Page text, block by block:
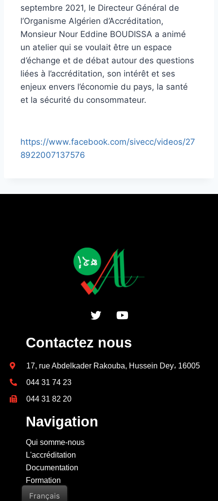
septembre 2021, le Directeur Général de
l’Organisme Algérien d’Accréditation,
Monsieur Nour Eddine BOUDISSA a animé
un atelier qui se voulait être un espace
d’échange et de débat autour des questions
liées à l’accréditation, son intérêt et ses
enjeux envers l’économie du pays, la santé
et la sécurité du consommateur.
https://www.facebook.com/sivecc/videos/27
8922007137576
Contactez nous
17, rue Abdelkader Rakouba, Hussein Dey، 16005
044 31 74 23
044 31 82 20
Navigation
Qui somme-nous
L'accréditation
Documentation
Formation
Contact
Français